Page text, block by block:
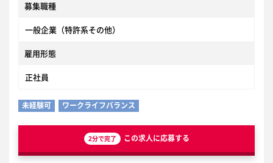
募集職種
一般企業（特許系その他）
雇用形態
正社員
未経験可 ワークライフバランス
2分で完了 この求人に応募する